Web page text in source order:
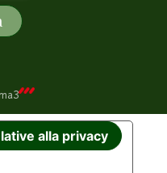
alla privacy